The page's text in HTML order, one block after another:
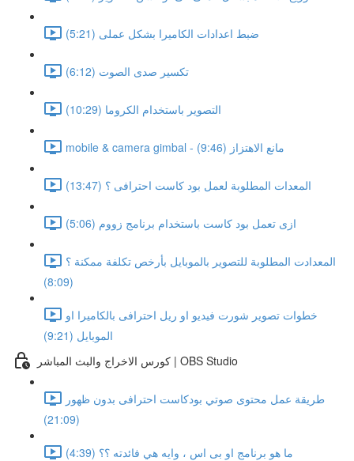
ضبط اعدادات الكاميرا بشكل عملى (5:21)
تكسير صدى الصوت (6:12)
التصوير باستخدام الكروما (10:29)
mobile & camera gimbal - مانع الاهتزاز (9:46)
المعدات المطلوبة لعمل بود كاست احترافى ؟ (13:47)
ازى تعمل بود كاست باستخدام برنامج زووم (5:06)
المعدادت المطلوبة للتصوير بالموبايل بأرخص تكلفة ممكنة ؟
(8:09)
خطوات تصوير شورت فيديو او ريل احترافى بالكاميرا او
الموبايل (9:21)
كورس الاخراج والبث المباشر | OBS Studio
طريقة عمل محتوى صوتي بودكاست احترافى بدون ظهور
(21:09)
ما هو برنامج او بى اس ، وايه هي فائدته ؟؟ (4:39)